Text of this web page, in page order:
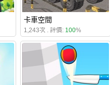
卡車空間
1,243次 . 評價: 100%